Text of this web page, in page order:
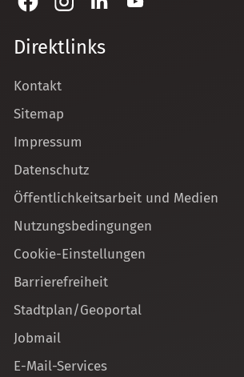
Direktlinks
Kontakt
Sitemap
Impressum
Datenschutz
Öffentlichkeitsarbeit und Medien
Nutzungsbedingungen
Cookie-Einstellungen
Barrierefreiheit
Stadtplan/Geoportal
Jobmail
E-Mail-Services